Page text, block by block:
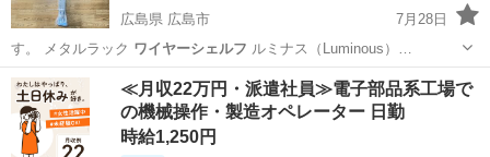
広島県 広島市
7月28日
す。 メタルラック ワイヤーシェルフ ルミナス（Luminous）…
広島 広島市 収納家具 ルミナス
≪月収22万円・派遣社員≫電子部品系工場で
の機械操作・製造オペレーター 日勤
時給1,250円